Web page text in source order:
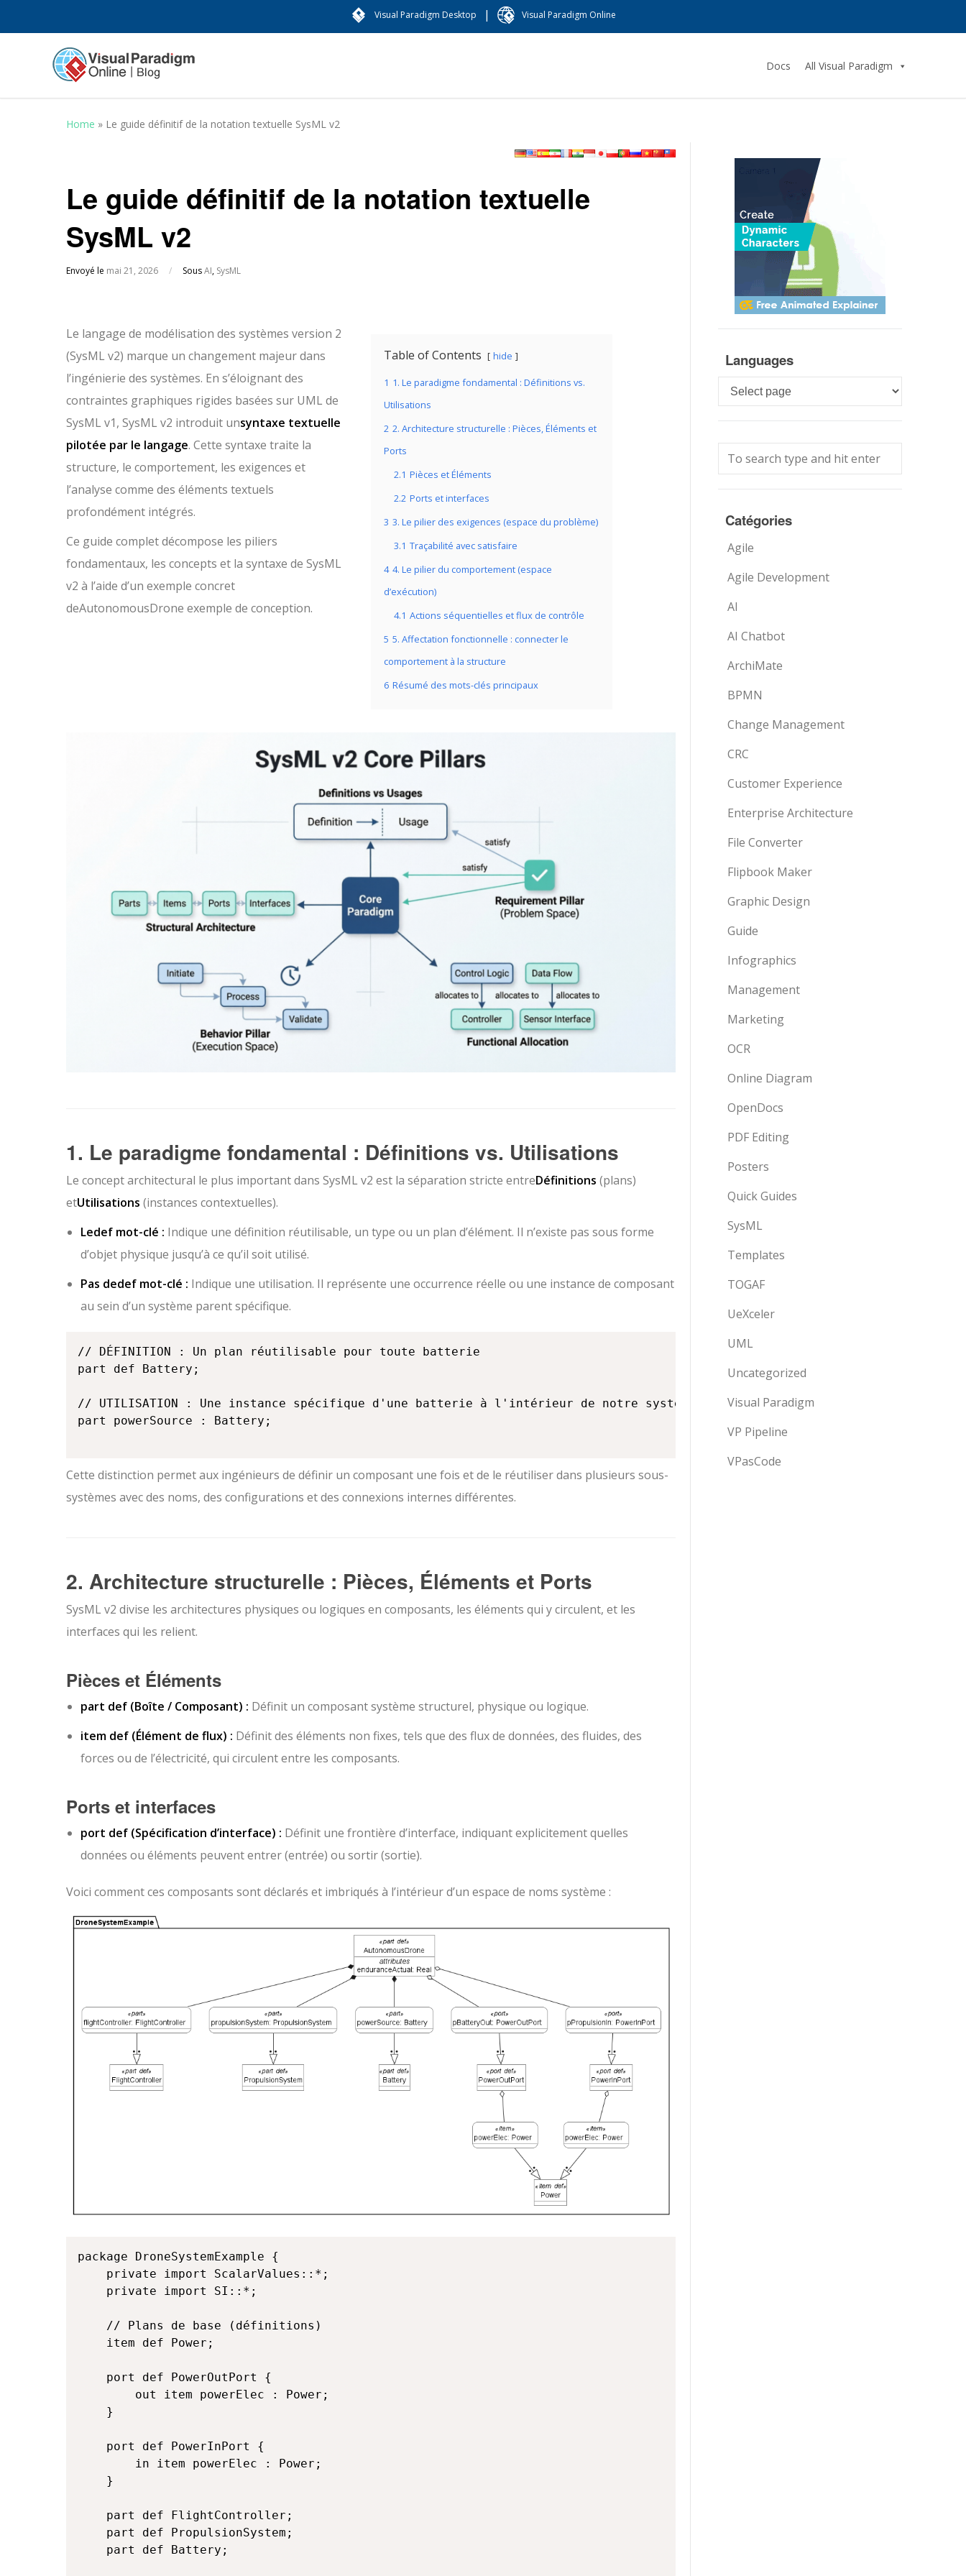
Visual Paradigm Desktop | Visual Paradigm Online
Docs All Visual Paradigm
Home » Le guide définitif de la notation textuelle SysML v2
Le guide définitif de la notation textuelle
SysML v2
Envoyé le mai 21, 2026 / SousAI, SysML
Table of Contents hide
1 1. Le paradigme fondamental : Définitions vs.
Utilisations
2 2. Architecture structurelle : Pièces, Éléments et
Ports
2.1 Pièces et Éléments
2.2 Ports et interfaces
3 3. Le pilier des exigences (espace du problème)
3.1 Traçabilité avec satisfaire
4 4. Le pilier du comportement (espace
d’exécution)
4.1 Actions séquentielles et flux de contrôle
5 5. Affectation fonctionnelle : connecter le
comportement à la structure
6 Résumé des mots-clés principaux
Le langage de modélisation des systèmes version 2
(SysML v2) marque un changement majeur dans
l’ingénierie des systèmes. En s’éloignant des
contraintes graphiques rigides basées sur UML de
SysML v1, SysML v2 introduit unsyntaxe textuelle
pilotée par le langage. Cette syntaxe traite la
structure, le comportement, les exigences et
l’analyse comme des éléments textuels
profondément intégrés.
Ce guide complet décompose les piliers
fondamentaux, les concepts et la syntaxe de SysML
v2 à l’aide d’un exemple concret
deAutonomousDrone exemple de conception.
1. Le paradigme fondamental : Définitions vs. Utilisations
Le concept architectural le plus important dans SysML v2 est la séparation stricte entreDéfinitions (plans)
etUtilisations (instances contextuelles).
Ledef mot-clé : Indique une définition réutilisable, un type ou un plan d’élément. Il n’existe pas sous forme
d’objet physique jusqu’à ce qu’il soit utilisé.
Pas dedef mot-clé : Indique une utilisation. Il représente une occurrence réelle ou une instance de composant
au sein d’un système parent spécifique.
// DÉFINITION : Un plan réutilisable pour toute batterie
part def Battery;
// UTILISATION : Une instance spécifique d'une batterie à l'intérieur de notre système de drone
part powerSource : Battery;
Cette distinction permet aux ingénieurs de définir un composant une fois et de le réutiliser dans plusieurs sous-
systèmes avec des noms, des configurations et des connexions internes différentes.
2. Architecture structurelle : Pièces, Éléments et Ports
SysML v2 divise les architectures physiques ou logiques en composants, les éléments qui y circulent, et les
interfaces qui les relient.
Pièces et Éléments
part def (Boîte / Composant) : Définit un composant système structurel, physique ou logique.
item def (Élément de flux) : Définit des éléments non fixes, tels que des flux de données, des fluides, des
forces ou de l’électricité, qui circulent entre les composants.
Ports et interfaces
port def (Spécification d’interface) : Définit une frontière d’interface, indiquant explicitement quelles
données ou éléments peuvent entrer (entrée) ou sortir (sortie).
Voici comment ces composants sont déclarés et imbriqués à l’intérieur d’un espace de noms système :
package DroneSystemExample {
    private import ScalarValues::*;
    private import SI::*;
    // Plans de base (définitions)
    item def Power;
    port def PowerOutPort {
        out item powerElec : Power;
    }
    port def PowerInPort {
        in item powerElec : Power;
    }
    part def FlightController;
    part def PropulsionSystem;
    part def Battery;
Languages
Languages
Catégories
Agile
Agile Development
AI
AI Chatbot
ArchiMate
BPMN
Change Management
CRC
Customer Experience
Enterprise Architecture
File Converter
Flipbook Maker
Graphic Design
Guide
Infographics
Management
Marketing
OCR
Online Diagram
OpenDocs
PDF Editing
Posters
Quick Guides
SysML
Templates
TOGAF
UeXceler
UML
Uncategorized
Visual Paradigm
VP Pipeline
VPasCode